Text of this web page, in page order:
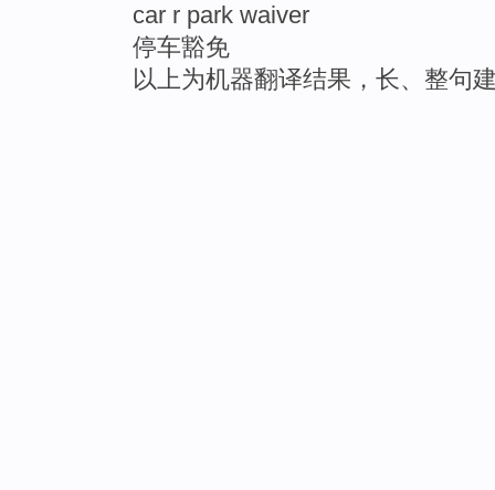
car r park waiver
停车豁免
以上为机器翻译结果，长、整句